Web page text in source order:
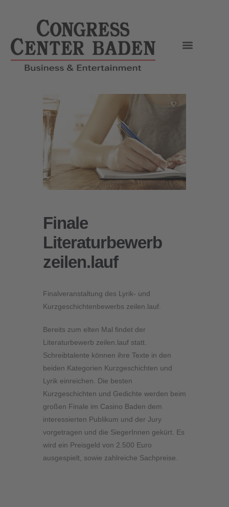
Finale
Literaturbewerb
zeilen.lauf
Finalveranstaltung des Lyrik- und
Kurzgeschichtenbewerbs zeilen.lauf.
Bereits zum elten Mal findet der
Literaturbewerb zeilen.lauf statt.
Schreibtalente können ihre Texte in den
beiden Kategorien Kurzgeschichten und
Lyrik einreichen. Die besten
Kurzgeschichten und Gedichte werden beim
großen Finale im Casino Baden dem
interessierten Publikum und der Jury
vorgetragen und die SiegerInnen gekürt. Es
wird ein Preisgeld von 2.500 Euro
ausgespielt, sowie zahlreiche Sachpreise.